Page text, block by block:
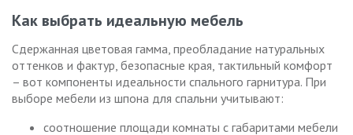
Как выбрать идеальную мебель
Сдержанная цветовая гамма, преобладание натуральных
оттенков и фактур, безопасные края, тактильный комфорт
– вот компоненты идеальности спального гарнитура. При
выборе мебели из шпона для спальни учитывают:
соотношение площади комнаты с габаритами мебели